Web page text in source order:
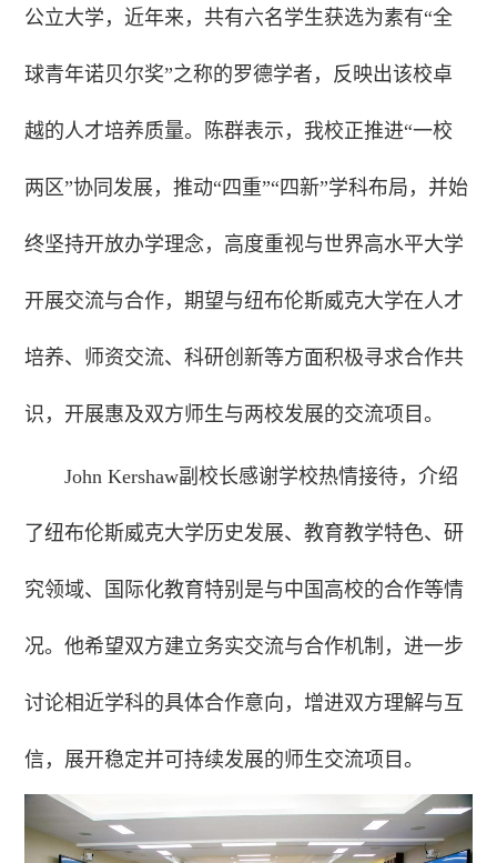
公立大学，近年来，共有六名学生获选为素有“全
球青年诺贝尔奖”之称的罗德学者，反映出该校卓
越的人才培养质量。陈群表示，我校正推进“一校
两区”协同发展，推动“四重”“四新”学科布局，并始
终坚持开放办学理念，高度重视与世界高水平大学
开展交流与合作，期望与纽布伦斯威克大学在人才
培养、师资交流、科研创新等方面积极寻求合作共
识，开展惠及双方师生与两校发展的交流项目。
John Kershaw副校长感谢学校热情接待，介绍
了纽布伦斯威克大学历史发展、教育教学特色、研
究领域、国际化教育特别是与中国高校的合作等情
况。他希望双方建立务实交流与合作机制，进一步
讨论相近学科的具体合作意向，增进双方理解与互
信，展开稳定并可持续发展的师生交流项目。